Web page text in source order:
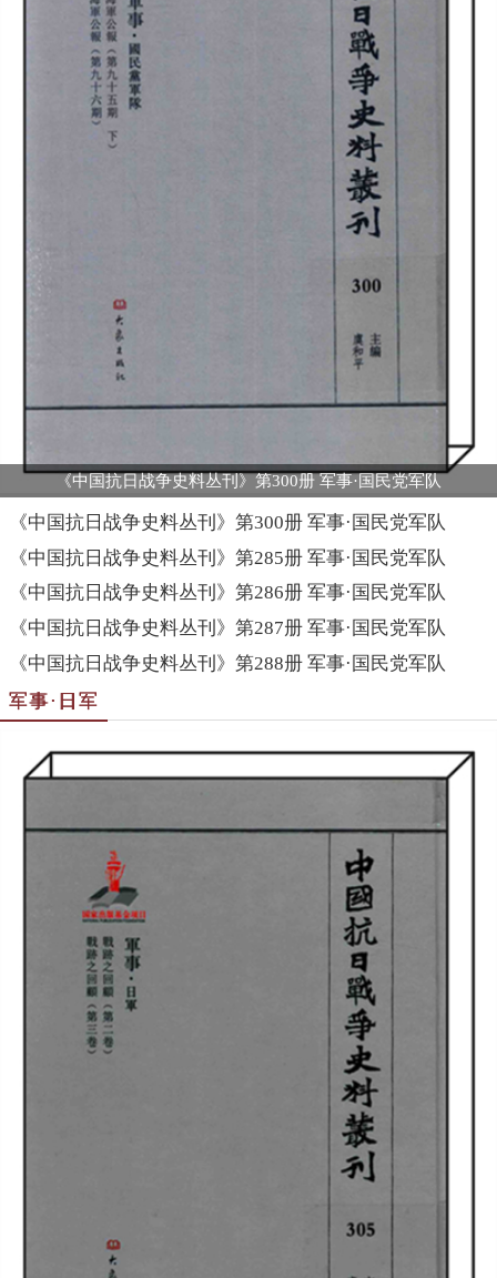
《中国抗日战争史料丛刊》第300册 军事·国民党军队
《中国抗日战争史料丛刊》第300册 军事·国民党军队
《中国抗日战争史料丛刊》第285册 军事·国民党军队
《中国抗日战争史料丛刊》第286册 军事·国民党军队
《中国抗日战争史料丛刊》第287册 军事·国民党军队
《中国抗日战争史料丛刊》第288册 军事·国民党军队
军事·日军